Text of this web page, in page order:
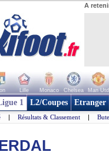
A
Lille Monaco Chelsea Man Utd
1 L2/Coupes Etranger
| Résultats & Classement |